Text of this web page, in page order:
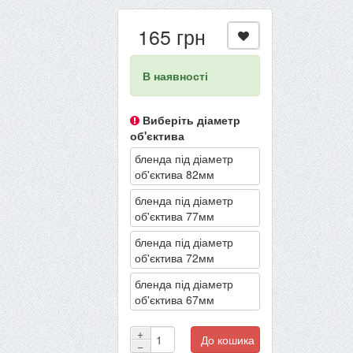
-22% -13%
165 грн
В наявності
Виберіть діаметр
об'єктива
бленда під діаметр
об'єктива 82мм
бленда під діаметр
об'єктива 77мм
бленда під діаметр
об'єктива 72мм
бленда під діаметр
об'єктива 67мм
+
−
До кошика